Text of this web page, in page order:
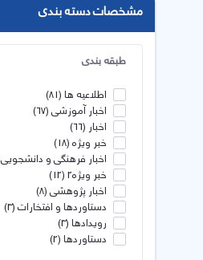
مشخصات دسته بندی
طبقه بندی
اطلاعیه ها(81)
اخبار آموزشی(67)
اخبار (66)
خبر ویژه(18)
اخبار فرهنگی و دانشجویی
خبر ویژه2 (12)
اخبار پژوهشی(8)
دستاوردها و افتخارات(3)
رویدادها(3)
دستاوردها(2)